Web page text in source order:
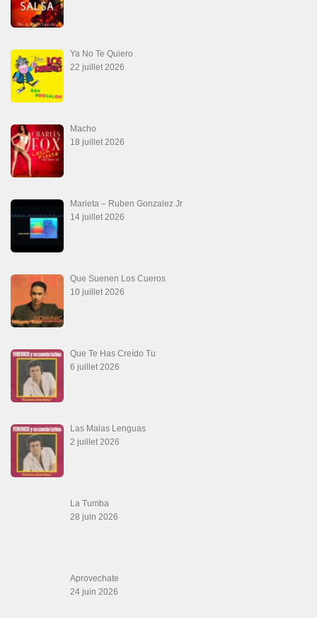
Ya No Te Quiero
22 juillet 2026
Macho
18 juillet 2026
Marieta – Ruben Gonzalez Jr
14 juillet 2026
Que Suenen Los Cueros
10 juillet 2026
Que Te Has Creído Tu
6 juillet 2026
Las Malas Lenguas
2 juillet 2026
La Tumba
28 juin 2026
Aprovechate
24 juin 2026